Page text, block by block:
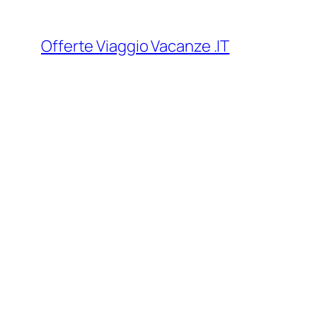
contenuto
Offerte Viaggio Vacanze .IT